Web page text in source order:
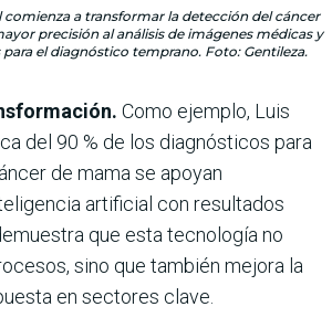
a transformar la detección del cáncer
precisión al análisis de imágenes médicas y
el diagnóstico temprano. Foto: Gentileza.
Como ejemplo, Luis
del 90 % de los diagnósticos para
de mama se apoyan
artificial con resultados
que esta tecnología no
sino que también mejora la
en sectores clave.